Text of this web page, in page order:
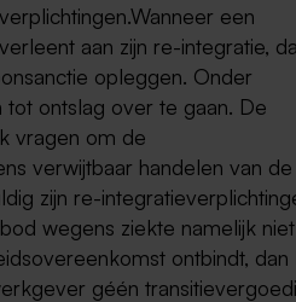
een
aan zijn re-integratie,
opleggen. Onder
ontslag over te gaan. De
vragen om de
verwijtbaar handelen van de
zijn re-
wegens ziekte namelijk
ontbindt, dan
géén